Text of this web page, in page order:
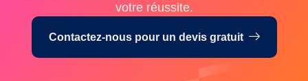
votre réussite.
Contactez-nous pour un devis gratuit